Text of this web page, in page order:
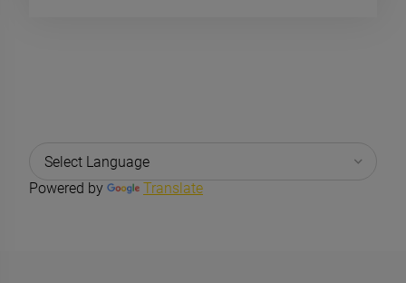
Powered by Translate